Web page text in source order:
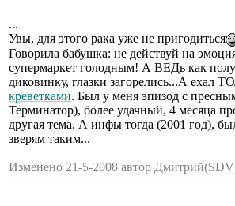
...
Увы, для этого рака уже не пригодиться
Говорила бабушка: не действуй на
супермаркет голодным! А ВЕДь как
диковинку, глазки загорелись...А ехал
креветками. Был у меня эпизод с
Терминатор), более удачный, 4 месяца
другая тема. А инфы тогда (2001 год),
зверям таким...
Изменено 21-5-2008 автор